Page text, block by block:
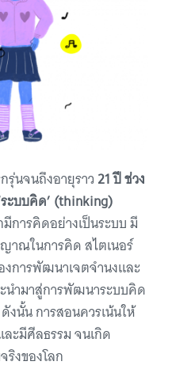
รุ่นจนถึงอายุราว 21 ปี ช่วง
ระบบคิด’ (thinking)
มีการคิดอย่างเป็นระบบ มี
าณในการคิด สไตเนอร์
งการพัฒนาเจตจำนงและ
นำมาสู่การพัฒนาระบบคิด
งนั้น การสอนควรเน้นให้
ะมีศีลธรรม จนเกิด
งของโลก